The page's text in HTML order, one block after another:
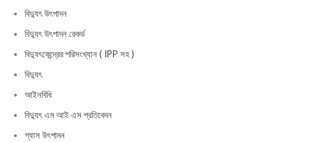
বিদ্যুৎ উৎপাদন
বিদ্যুৎ উৎপাদন রেকর্ড
বিদ্যুৎকেন্দ্রের পরিসংখ্যান ( IPP সহ )
বিদ্যুৎ
আইনবিধি
বিদ্যুৎ এম আই এস প্রতিবেদন
গ্যাস উৎপাদন